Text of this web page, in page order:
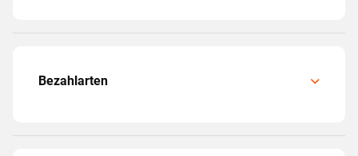
Bezahlarten